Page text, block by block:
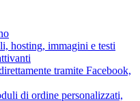
hosting, immagini e testi
tramite Facebook,
di ordine personalizzati,